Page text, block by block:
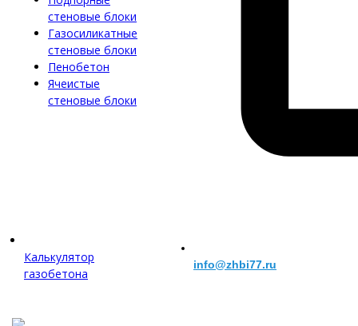
стеновые блоки
Газосиликатные
стеновые блоки
Пенобетон
Ячеистые
стеновые блоки
Калькулятор
газобетона
info@zhbi77.ru